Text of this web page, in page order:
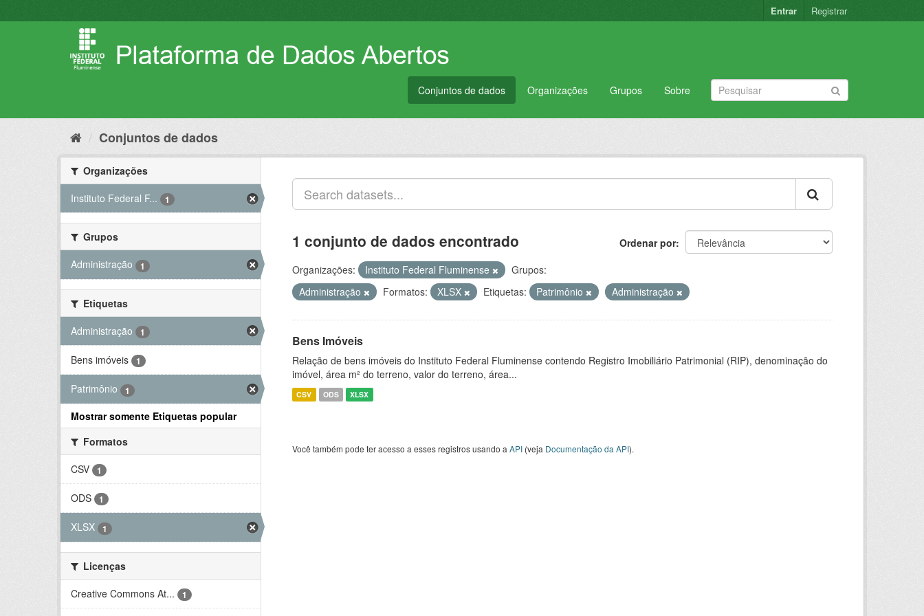
para
Entrar Registrar
Conjuntos de dados Organizações Grupos Sobre
Conjuntos de dados
Organizações
Instituto Federal F...
1
Grupos
Administração
1
Etiquetas
Administração
1
Bens imóveis 1
Patrimônio 1
Mostrar somente Etiquetas popular
Formatos
CSV
1
ODS 1
XLSX 1
Licenças
Creative Commons At...
1
Ordenar por
1 conjunto de dados encontrado
Organizações: Instituto Federal Fluminense
Grupos:
Administração
Formatos: XLSX Etiquetas: Patrimônio Administração
Bens Imóveis
Relação de bens imóveis do Instituto Federal Fluminense contendo Registro Imobiliário Patrimonial (RIP), denominação do
imóvel, área m² do terreno, valor do terreno, área...
CSV ODS XLSX
Você também pode ter acesso a esses registros usando a API (veja Documentação da API).